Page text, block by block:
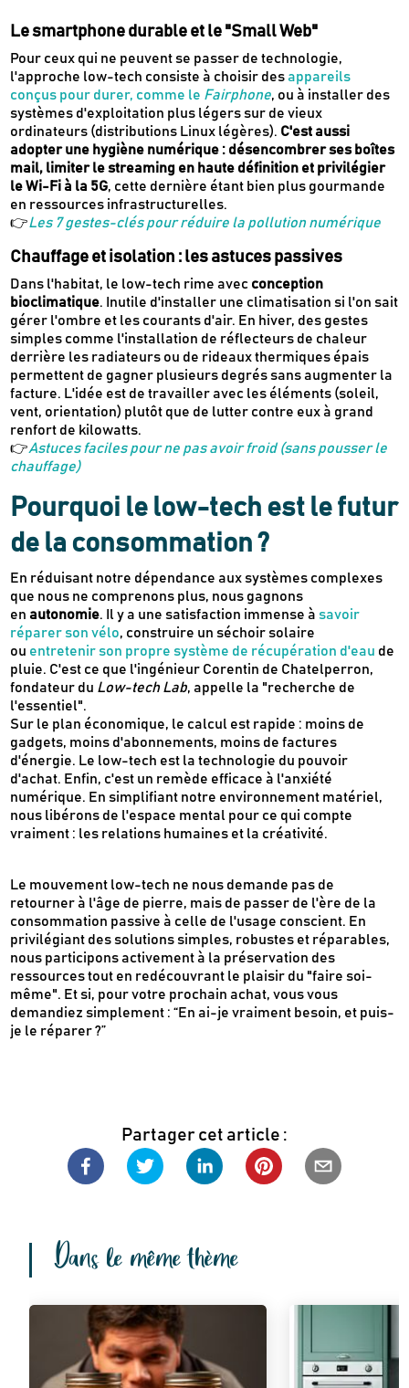
Newsletter
Inscrivez-vous
Des guides d’achats de produits éco-
responsables
Des conseils et des décryptages pour mieux
consommer
Nos dernières actus & codes promo
Recevez en cadeau votre livret de tutos
approuvés par Le Kaba !
Le smartphone durable et le "Small Web"
Pour ceux qui ne peuvent se passer de technologie,
l'approche low-tech consiste à choisir des appareils
conçus pour durer, comme le Fairphone, ou à installer des
systèmes d'exploitation plus légers sur de vieux
ordinateurs (distributions Linux légères). C'est aussi
adopter une hygiène numérique : désencombrer ses boîtes
mail, limiter le streaming en haute définition et privilégier
le Wi-Fi à la 5G, cette dernière étant bien plus gourmande
en ressources infrastructurelles.
👉Les 7 gestes-clés pour réduire la pollution numérique
Chauffage et isolation : les astuces passives
Dans l'habitat, le low-tech rime avec conception
bioclimatique. Inutile d'installer une climatisation si l'on sait
gérer l'ombre et les courants d'air. En hiver, des gestes
simples comme l'installation de réflecteurs de chaleur
derrière les radiateurs ou de rideaux thermiques épais
permettent de gagner plusieurs degrés sans augmenter la
facture. L'idée est de travailler avec les éléments (soleil,
vent, orientation) plutôt que de lutter contre eux à grand
renfort de kilowatts.
👉Astuces faciles pour ne pas avoir froid (sans pousser le
chauffage)
Pourquoi le low-tech est le futur
de la consommation ?
En réduisant notre dépendance aux systèmes complexes
que nous ne comprenons plus, nous gagnons
enautonomie. Il y a une satisfaction immense àsavoir
réparer son vélo, construire un séchoir solaire
ou entretenir son propre système de récupération d'eau de
pluie. C'est ce que l'ingénieur Corentin de Chatelperron,
fondateur du Low-tech Lab, appelle la "recherche de
l'essentiel".
Sur le plan économique, le calcul est rapide : moins de
gadgets, moins d'abonnements, moins de factures
d'énergie. Le low-tech est la technologie du pouvoir
d'achat. Enfin, c'est un remède efficace à l'anxiété
numérique. En simplifiant notre environnement matériel,
nous libérons de l'espace mental pour ce qui compte
vraiment : les relations humaines et la créativité.
Le mouvement low-tech ne nous demande pas de
retourner à l'âge de pierre, mais de passer de l'ère de la
consommation passive à celle de l'usage conscient. En
privilégiant des solutions simples, robustes et réparables,
nous participons activement à la préservation des
ressources tout en redécouvrant le plaisir du "faire soi-
même". Et si, pour votre prochain achat, vous vous
demandiez simplement : “En ai-je vraiment besoin, et puis-
je le réparer ?”
Partager cet article :
Dans le même thème